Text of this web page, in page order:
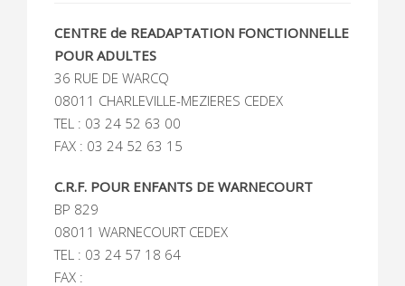
CENTRE de READAPTATION FONCTIONNELLE
POUR ADULTES
36 RUE DE WARCQ
08011 CHARLEVILLE-MEZIERES CEDEX
TEL : 03 24 52 63 00
FAX : 03 24 52 63 15
C.R.F. POUR ENFANTS DE WARNECOURT
BP 829
08011 WARNECOURT CEDEX
TEL : 03 24 57 18 64
FAX :